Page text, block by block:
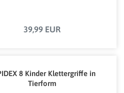
39,99 EUR
8 Kinder Klettergriffe in
Tierform